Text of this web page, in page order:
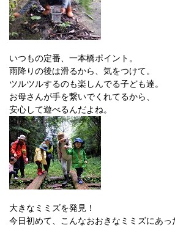
いつもの定番、一本橋ポイント。
雨降りの後は滑るから、気をつけて。
ツルツルするのも楽しんでる子ども達。
お母さんが手を繋いでくれてるから、
安心して遊べるんだよね。
大きなミミズを発見！
今日初めて、こんなおおきなミミズにあっ